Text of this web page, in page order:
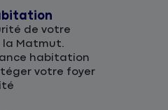
de votre
la Matmut.
habitation
votre foyer